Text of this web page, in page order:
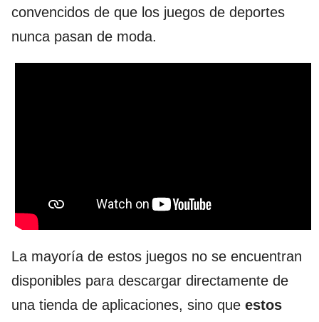
convencidos de que los juegos de deportes
nunca pasan de moda.
La mayoría de estos juegos no se encuentran
disponibles para descargar directamente de
una tienda de aplicaciones, sino que estos